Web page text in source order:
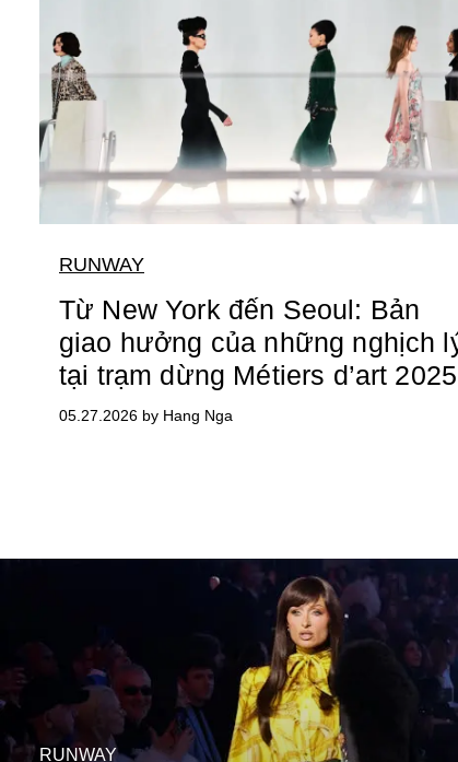
RUNWAY
Từ New York đến Seoul: Bản
giao hưởng của những nghịch
tại trạm dừng Métiers d’art 2025
05.27.2026 by Hang Nga
RUNWAY